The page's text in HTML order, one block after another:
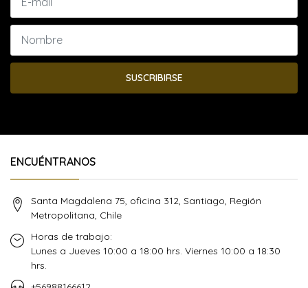
SUSCRIBIRSE
ENCUÉNTRANOS
Santa Magdalena 75, oficina 312, Santiago, Región
Metropolitana, Chile
Horas de trabajo:
Lunes a Jueves 10:00 a 18:00 hrs. Viernes 10:00 a 18:30
hrs.